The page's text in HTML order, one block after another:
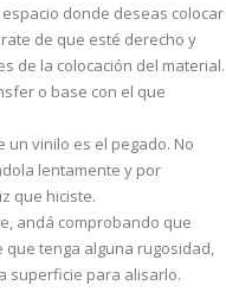
donde deseas colocar
de que esté derecho y
de la colocación del material.
o base con el que
un vinilo es el pegado. No
lentamente y por
que hiciste.
andá comprobando que
que tenga alguna rugosidad,
superficie para alisarlo.